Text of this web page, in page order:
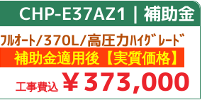
CHP-E37AZ1｜補助金
ﾌﾙｵｰﾄ/370L/高圧力ﾊｲｸﾞﾚｰﾄﾞ
補助金適用後【実質価格】
工事費込 ￥373,000